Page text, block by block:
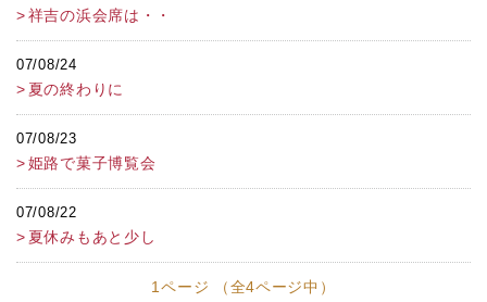
祥吉の浜会席は・・
07/08/24
夏の終わりに
07/08/23
姫路で菓子博覧会
07/08/22
夏休みもあと少し
1ページ （全4ページ中）